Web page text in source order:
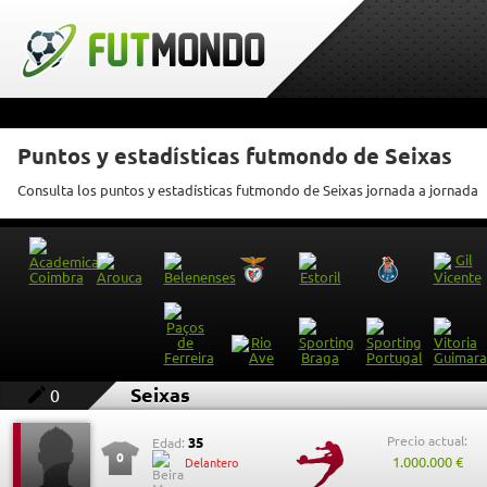
Puntos y estadísticas futmondo de Seixas
Consulta los puntos y estadísticas futmondo de Seixas jornada a jornada
0 Seixas
0
Edad: 35
Delantero
Precio actual:
1.000.000 €